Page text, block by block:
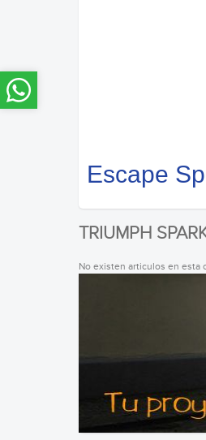
Escape
TRIUMPH
No existen articulos en esta